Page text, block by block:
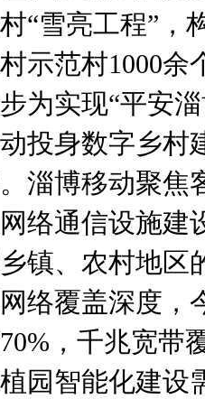
“雪亮工程”，
示范村1000余
为实现“平安
投身数字乡村
淄博移动聚焦
络通信设施建
镇、农村地区
络覆盖深度，
，千兆宽带
园智能化建设